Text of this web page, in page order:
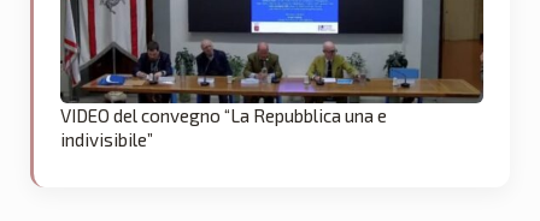
VIDEO del convegno “La Repubblica una e
indivisibile”